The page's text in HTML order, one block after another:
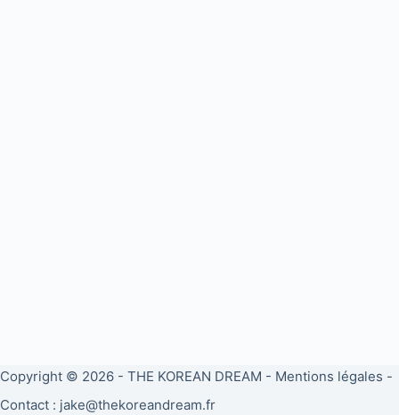
Copyright © 2026 - THE KOREAN DREAM - Mentions légales -
Contact : jake@thekoreandream.fr